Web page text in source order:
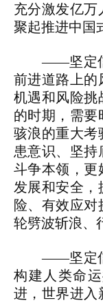
充分激发亿万
聚起推进中国
——坚定信
前进道路上的
机遇和风险挑
的时期，需要
骇浪的重大考
患意识、坚持
斗争本领，更
发展和安全，
险、有效应对
轮劈波斩浪、
——坚定信
构建人类命
进，世界进入